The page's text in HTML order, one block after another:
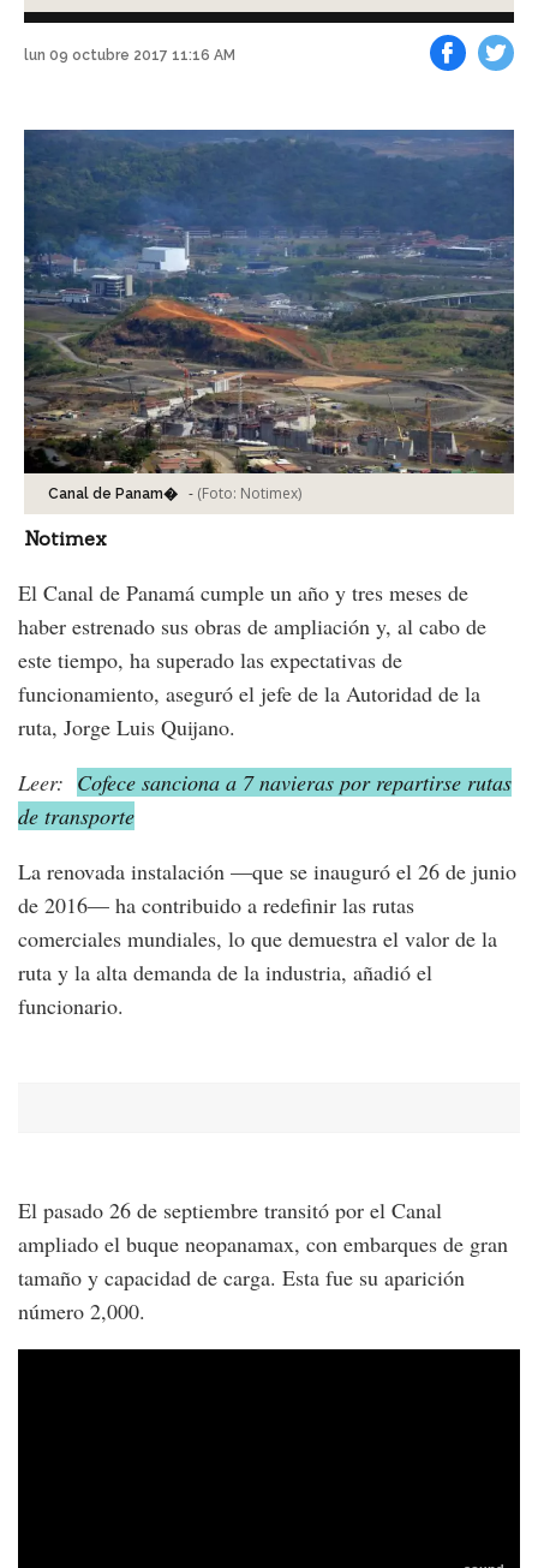
lun 09 octubre 2017 11:16 AM
Canal de Panam� - (Foto: Notimex)
Notimex
El Canal de Panamá cumple un año y tres meses de
haber estrenado sus obras de ampliación y, al cabo de
este tiempo, ha superado las expectativas de
funcionamiento, aseguró el jefe de la Autoridad de la
ruta, Jorge Luis Quijano.
Leer: Cofece sanciona a 7 navieras por repartirse rutas
de transporte
La renovada instalación —que se inauguró el 26 de junio
de 2016— ha contribuido a redefinir las rutas
comerciales mundiales, lo que demuestra el valor de la
ruta y la alta demanda de la industria, añadió el
funcionario.
El pasado 26 de septiembre transitó por el Canal
ampliado el buque neopanamax, con embarques de gran
tamaño y capacidad de carga. Esta fue su aparición
número 2,000.